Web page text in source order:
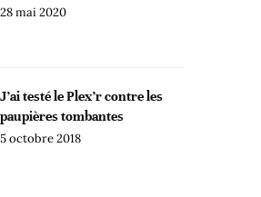
28 mai 2020
J’ai testé le Plex’r contre les
paupières tombantes
5 octobre 2018